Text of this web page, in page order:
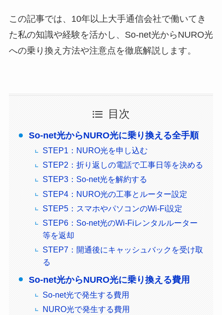
この記事では、10年以上大手通信会社で働いてき
た私の知識や経験を活かし、So-net光からNURO光
への乗り換え方法や注意点を徹底解説します。
目次
So-net光からNURO光に乗り換える全手順
STEP1：NURO光を申し込む
STEP2：折り返しの電話で工事日等を決める
STEP3：So-net光を解約する
STEP4：NURO光の工事とルーター設定
STEP5：スマホやパソコンのWi-Fi設定
STEP6：So-net光のWi-Fiレンタルルーター
等を返却
STEP7：開通後にキャッシュバックを受け取
る
So-net光からNURO光に乗り換える費用
So-net光で発生する費用
NURO光で発生する費用